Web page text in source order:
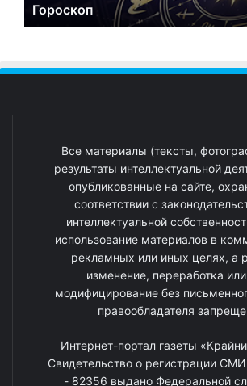
Гороскоп
Все материалы (тексты,
результаты интеллектуальной
опубликованные на сайте,
соответствии с
интеллектуальной
использование материалов в
рекламных или иных целях, а
изменение, переработка
модифицирование без
правообладателя
Интернет-портал газеты
Свидетельство о регистрации
- 82356 выдано Федеральной